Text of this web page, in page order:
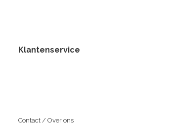
Klantenservice
Contact / Over ons